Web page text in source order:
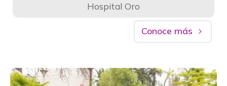
Hospital Oro
Conoce más